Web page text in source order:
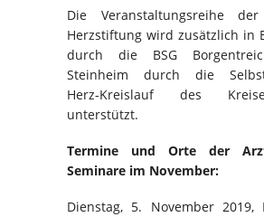
Die Veranstaltungsreihe der
Herzstiftung wird zusätzlich in
durch die BSG
Steinheim durch die
Herz-Kreislauf des
unterstützt.
Termine und Orte der
Seminare im November:
Dienstag, 5. November 2019,